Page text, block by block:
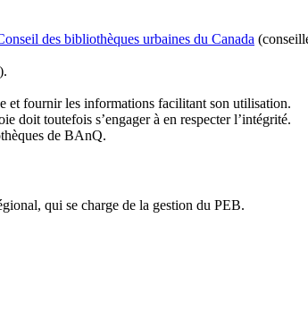
des bibliothèques urbaines du Canada
et fournir les informations facilitant son utilisation.
doit toutefois s’engager à en respecter l’intégrité.
de BAnQ.
qui se charge de la gestion du PEB.